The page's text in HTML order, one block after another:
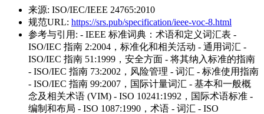
来源: ISO/IEC/IEEE 24765:2010
规范URL: https://srs.pub/specification/ieee-voc-8.html
参考与引用: - IEEE 标准词典：术语和定义词汇表 -
ISO/IEC 指南 2:2004，标准化和相关活动 - 通用词汇 -
ISO/IEC 指南 51:1999，安全方面 - 将其纳入标准的指南
- ISO/IEC 指南 73:2002，风险管理 - 词汇 - 标准使用指南
- ISO/IEC 指南 99:2007，国际计量词汇 - 基本和一般概
念及相关术语 (VIM) - ISO 10241:1992，国际术语标准 -
编制和布局 - ISO 1087:1990，术语 - 词汇 - ISO